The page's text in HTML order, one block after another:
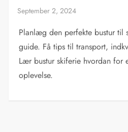
Planlæg den perfekte bustur til
guide. Få tips til transport,
Lær bustur skiferie hvordan for
oplevelse.